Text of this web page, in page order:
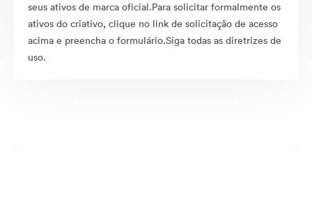
seus ativos de marca oficial.Para solicitar formalmente os
ativos do criativo, clique no link de solicitação de acesso
acima e preencha o formulário.Siga todas as diretrizes de
uso.